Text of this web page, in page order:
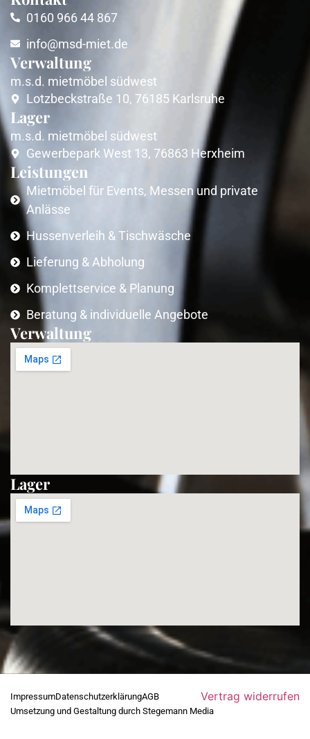
0160 966 44 867
info@msd-miet.de
Verwaltung
m.s.d. mietmöbel südwest
Lotzbeckstraße 10, 76185 Karlsruhe
Lager
m.s.d. mietmöbel südwest
Gewerbepark West 13, 76863 Herxheim
Leistungen
Mietmöbel für Events, Messen und private
Anlässe
Hussenverleih & Tischwäsche
Lieferung & Abholung
Komplettservice & Planung
Beratung & individuelle Angebote
Verwaltung
Lager
ImpressumDatenschutzerklärungAGB Vertrag widerrufen
Umsetzung und Gestaltung durch Stegemann Media